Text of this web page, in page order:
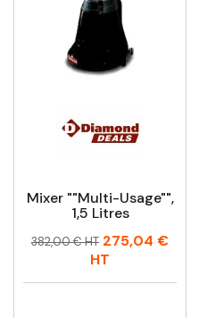
Mixer ""Multi-Usage"",
1,5 Litres
Prix
Prix
382,00 € HT 275,04 €
HT